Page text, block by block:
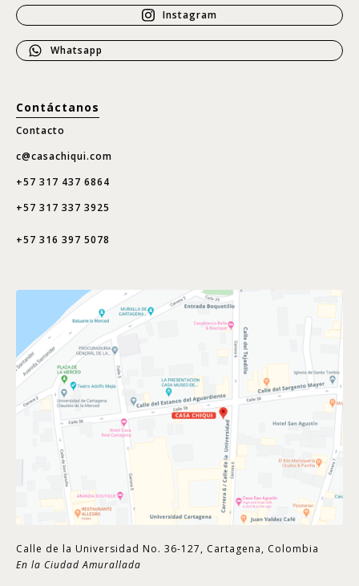
Instagram
Whatsapp
Contáctanos
Contacto
c@casachiqui.com
+57 317 437 6864
+57 317 337 3925
+57 316 397 5078
Calle de la Universidad No. 36-127, Cartagena, Colombia
En la Ciudad Amurallada